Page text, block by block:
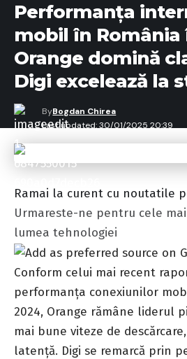
Performanța
mobil în România
Orange domină
Digi excelează la
Last updated: 30/01/2025 20:39
ByBogdan Chirea
Ramai la curent cu noutatile
Urmareste-ne pentru cele
lumea tehnologiei
Conform celui mai recent
performanța conexiunilor
2024, Orange rămâne liderul
mai bune viteze de
latență. Digi se remarcă prin